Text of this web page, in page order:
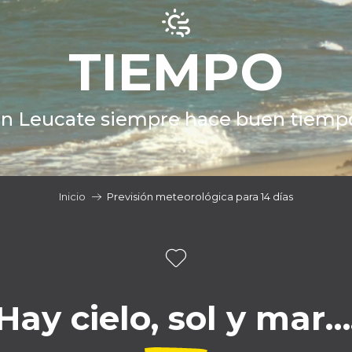
TIEMPO
Leucate siempre hace buen
Inicio Previsión meteorológica para 14 días
cielo, sol y